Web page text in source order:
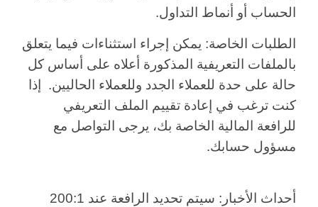
الحساب أو أنماط التداول.
الطلبات الخاصة: يمكن إجراء استثناءات فيما يتعلق
بالملفات التعريفية المذكورة أعلاه على أساس كل
حالة على حدة للعملاء الجدد وللعملاء الحاليين. إذا
كنت ترغب في إعادة تقييم الملف التعريفي
للرافعة المالية الخاصة بك، يرجى التواصل مع
مسؤول حسابك.
أحداث الأخبار: سيتم تحديد الرافعة عند 200:1